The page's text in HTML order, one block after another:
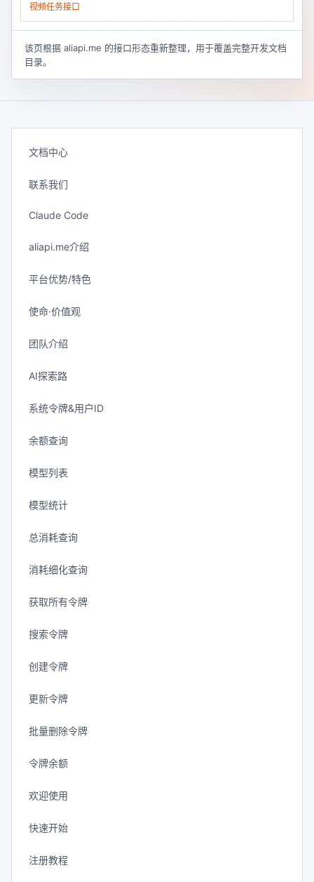
视频任务接口
该页根据 aliapi.me 的接口形态重新整理，用于覆盖完整开发文档
目录。
文档中心
联系我们
Claude Code
aliapi.me介绍
平台优势/特色
使命·价值观
团队介绍
AI探索路
系统令牌&用户ID
余额查询
模型列表
模型统计
总消耗查询
消耗细化查询
获取所有令牌
搜索令牌
创建令牌
更新令牌
批量删除令牌
令牌余额
欢迎使用
快速开始
注册教程